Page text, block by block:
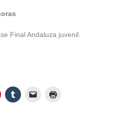
Final Andaluza juvenil.